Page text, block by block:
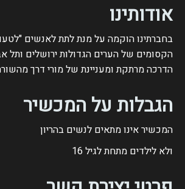
אודותינו
בחברתינו הוקמה על מנת לתת לאנשים
הקסומים של הערים הגדולות ירושלים ותל
הדרכה מרתקת ומעניינת של מורי דרך
הגבלות על המכשיר
המכשיר אינו מתאים לנשים בהריון
ולא לילדים מתחת לגיל 16